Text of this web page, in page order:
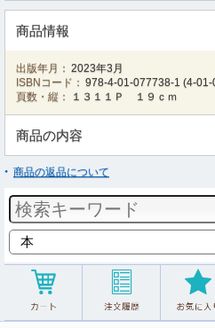
商品情報
出版年月： 2023年3月
ISBNコード： 978-4-01-077738-1 (4-
頁数・縦：
１３１１Ｐ １９ｃｍ
商品の内容
商品の返品について